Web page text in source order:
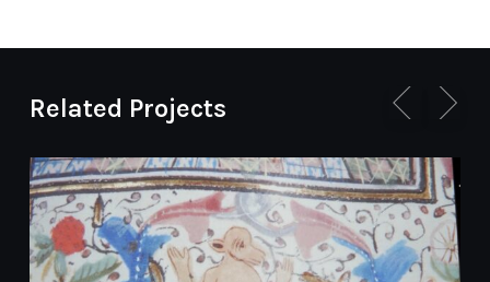
Related Projects